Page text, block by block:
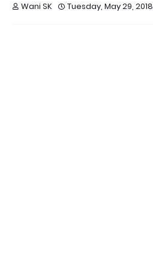
Wani SK Tuesday, May 29, 2018